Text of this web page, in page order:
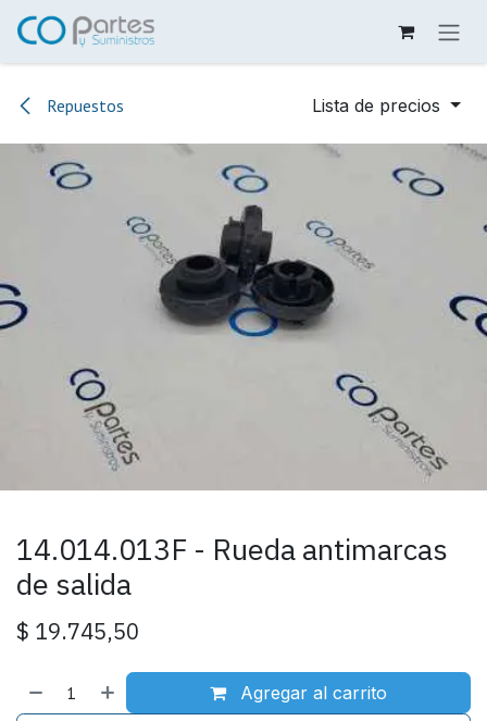
Ir al contenido
Repuestos Lista de precios
14.014.013F - Rueda antimarcas
de salida
$ 19.745,50
Agregar al carrito